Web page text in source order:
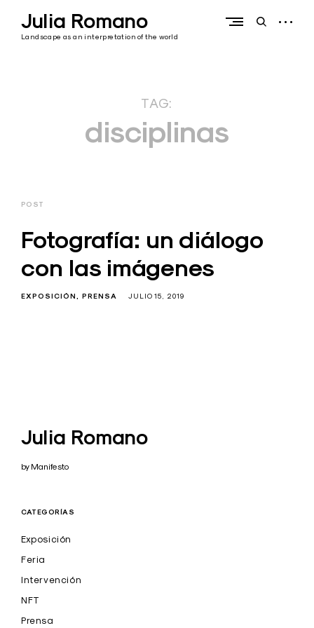
contentJulia Romano
Landscape as an interpretation of the world
openopen
TAG:
disciplinas
POST
Fotografía: un diálogo
con las imágenes
EXPOSICIÓN PRENSA JULIO 15, 2019
Julia Romano
by Manifesto
CATEGORÍAS
Exposición
Feria
Intervención
NFT
Prensa